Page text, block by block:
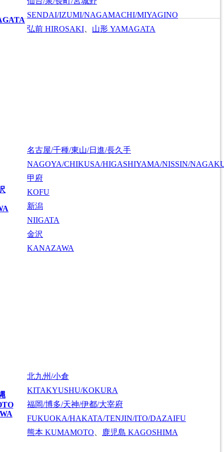
SENDAI/IZUMI/NAGAMACHI/MIYAGINO
弘前 HIROSAKI 山形 YAMAGATA
名古屋/千種/東山/日進/長久手
NAGOYA/CHIKUSA/HIGASHIYAMA/NISSIN/
甲府
KOFU
新潟
NIIGATA
金沢
KANAZAWA
北九州/小倉
KITAKYUSHU/KOKURA
福岡/博多/天神/伊都/大宰府
FUKUOKA/HAKATA/TENJIN/ITO/DAZAIFU
熊本 KUMAMOTO 鹿児島 KAGOSHIMA